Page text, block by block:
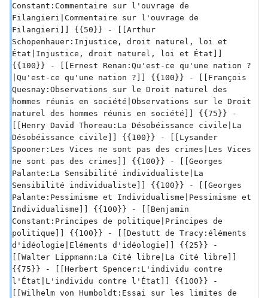
Constant:Commentaire sur l'ouvrage de
Filangieri|Commentaire sur l'ouvrage de
Filangieri]] {{50}} - [[Arthur
Schopenhauer:Injustice, droit naturel, loi et
État|Injustice, droit naturel, loi et État]]
{{100}} - [[Ernest Renan:Qu'est-ce qu'une nation ?
|Qu'est-ce qu'une nation ?]] {{100}} - [[François
Quesnay:Observations sur le Droit naturel des
hommes réunis en société|Observations sur le Droit
naturel des hommes réunis en société]] {{75}} -
[[Henry David Thoreau:La Désobéissance civile|La
Désobéissance civile]] {{100}} - [[Lysander
Spooner:Les Vices ne sont pas des crimes|Les Vices
ne sont pas des crimes]] {{100}} - [[Georges
Palante:La Sensibilité individualiste|La
Sensibilité individualiste]] {{100}} - [[Georges
Palante:Pessimisme et Individualisme|Pessimisme et
Individualisme]] {{100}} - [[Benjamin
Constant:Principes de politique|Principes de
politique]] {{100}} - [[Destutt de Tracy:éléments
d'idéologie|Eléments d'idéologie]] {{25}} -
[[Walter Lippmann:La Cité libre|La Cité libre]]
{{75}} - [[Herbert Spencer:L'individu contre
l'État|L'individu contre l'État]] {{100}} -
[[Wilhelm von Humboldt:Essai sur les limites de